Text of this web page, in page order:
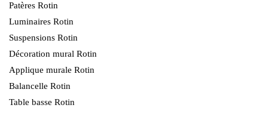
Patères Rotin
Luminaires Rotin
Suspensions Rotin
Décoration mural Rotin
Applique murale Rotin
Balancelle Rotin
Table basse Rotin